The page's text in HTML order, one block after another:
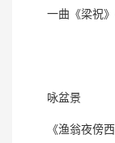
一曲《梁祝》
咏盆景
《渔翁夜傍西